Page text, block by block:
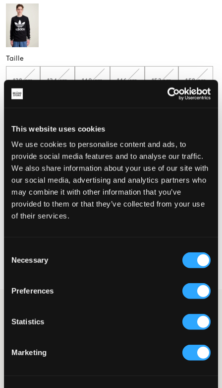
This website uses cookies
We use cookies to personalise content and ads, to
provide social media features and to analyse our traffic.
We also share information about your use of our site with
our social media, advertising and analytics partners who
may combine it with other information that you’ve
provided to them or that they’ve collected from your use
of their services.
Selection
Necessary
Preferences
Statistics
Marketing
Taille
128 cm 134 cm 140 cm 146 cm 152 cm 158 cm
Taille perçue
Petit Parfait Grande
Livraison gratuite à partir de 69 €
Garantie de remboursement pendant 60 jours
devant. C’est un vêtement classique qui ne se démodera jamais.
Doux, agréable et sportif !
Logo imprimé